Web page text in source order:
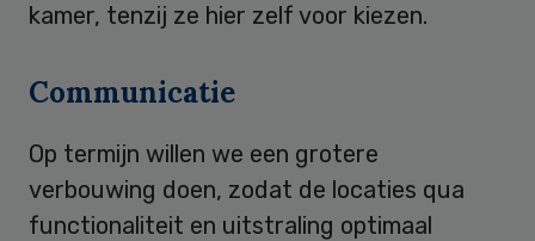
kamer, tenzij ze hier zelf voor kiezen.
Communicatie
Op termijn willen we een grotere
verbouwing doen, zodat de locaties qua
functionaliteit en uitstraling optimaal